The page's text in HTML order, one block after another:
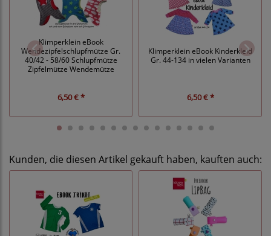
Klimperklein eBook
Wendezipfelschlupfmütze Gr.
40/42 - 58/60 Schlupfmütze
Zipfelmütze Wendemütze
6,50 € *
Klimperklein eBook Kinderkleid
Gr. 44-134 in vielen Varianten
6,50 € *
Kunden, die diesen Artikel gekauft haben, kauften auch: